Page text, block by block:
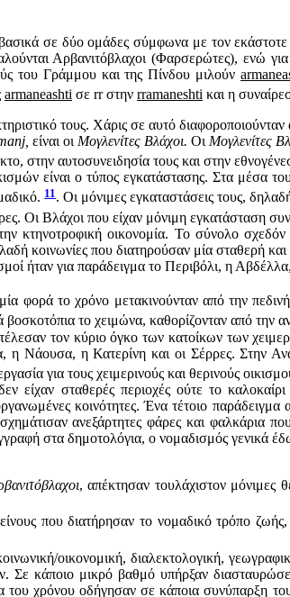
βασικά σε δύο ομάδες σύμφωνα με τον
Αρβανιτόβλαχοι (Φαρσερώτες), ενώ
του Γράμμου και της Πίνδου μιλούν
armaneashti σε rr στην rramaneshti και η
τους. Χάρις σε αυτό
είναι οι Μογλενίτες Βλάχοι. Οι Μογλενίτες
στην αυτοσυνειδησία τους και στην
είναι ο τύπος εγκατάστασης. Στα μέσα
11. Οι μόνιμες εγκαταστάσεις τους,
Οι Βλάχοι που είχαν μόνιμη εγκατάσταση
την κτηνοτροφική οικονομία. Το σύνολο
κοινωνίες που διατηρούσαν μία σταθερή
ήταν για παράδειγμα το Περιβόλι, η
φορά το χρόνο μετακινούνταν από την
το χειμώνα, καθορίζονταν από την
τον κύριο όγκο των κατοίκων των
η Νάουσα, η Κατερίνη και οι Σέρρες. Στην
για τους χειμερινούς και θερινούς
είχαν σταθερές περιοχές ούτε το
κοινότητες. Ένα τέτοιο παράδειγμα
σχημάτισαν ανεξάρτητες φάρες και
στα δημοτολόγια, ο νομαδισμός γενικά
, απέκτησαν τουλάχιστον μόνιμες
που διατήρησαν το νομαδικό τρόπο
οικονομική, διαλεκτολογική,
Σε κάποιο μικρό βαθμό υπήρξαν
χρόνου οδήγησαν σε κάποια συνύπαρξη